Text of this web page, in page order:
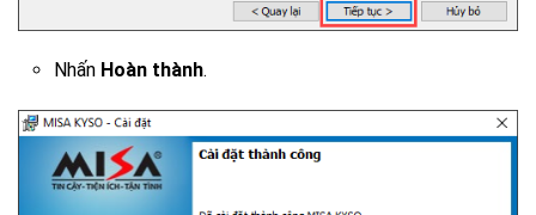
Nhấn Hoàn thành.